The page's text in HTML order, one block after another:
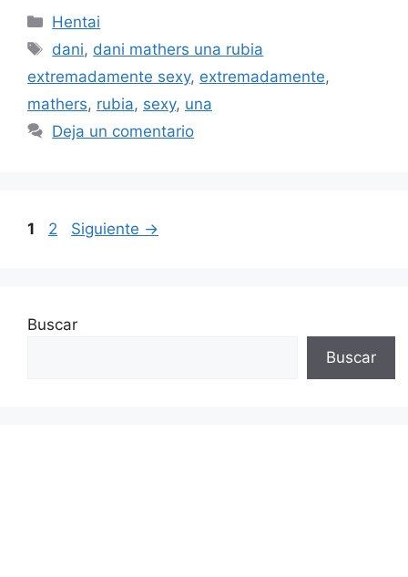
Categorías
Hentai
Etiquetas
dani, dani mathers una rubia
extremadamente sexy, extremadamente,
mathers, rubia, sexy, una
Deja un comentario
Página
1 Página
2 Siguiente →
Buscar
Buscar